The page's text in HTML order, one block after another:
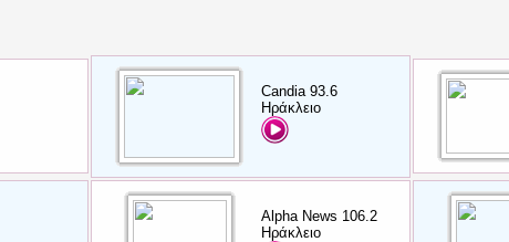
Candia 93.6
Ηράκλειο
Alpha News 106.2
Ηράκλειο